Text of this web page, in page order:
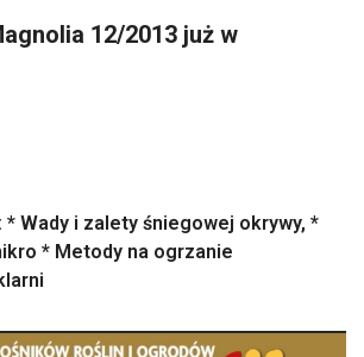
12/2013 już w
* Wady i zalety śniegowej okrywy, *
* Metody na ogrzanie